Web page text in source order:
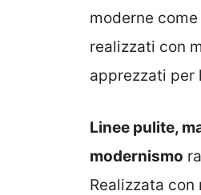
moderne come
realizzati con
apprezzati per
Linee pulite,
modernismo
Realizzata